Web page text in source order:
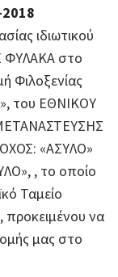
ιδιωτικού
ΦΥΛΑΚΑ στο
Φιλοξενίας
του ΕΘΝΙΚΟΥ
«ΑΣΥΛΟ»
, το οποίο
Ταμείο
να
μας στο